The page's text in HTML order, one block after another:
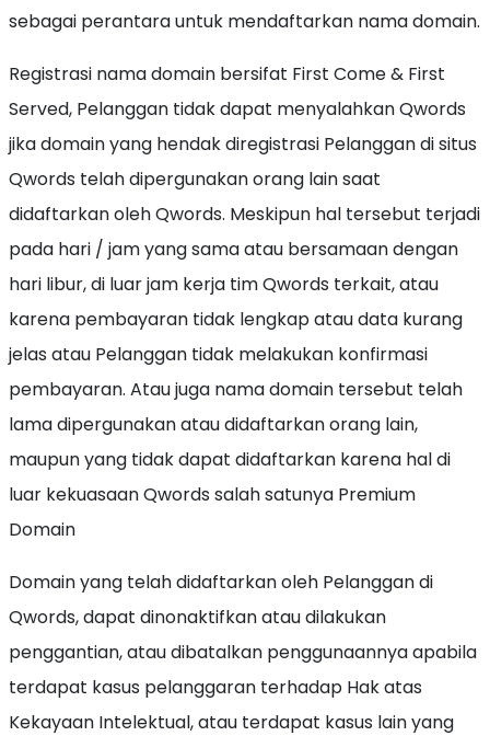
sebagai perantara untuk mendaftarkan nama domain.
Registrasi nama domain bersifat First Come & First
Served, Pelanggan tidak dapat menyalahkan Qwords
jika domain yang hendak diregistrasi Pelanggan di situs
Qwords telah dipergunakan orang lain saat
didaftarkan oleh Qwords. Meskipun hal tersebut terjadi
pada hari / jam yang sama atau bersamaan dengan
hari libur, di luar jam kerja tim Qwords terkait, atau
karena pembayaran tidak lengkap atau data kurang
jelas atau Pelanggan tidak melakukan konfirmasi
pembayaran. Atau juga nama domain tersebut telah
lama dipergunakan atau didaftarkan orang lain,
maupun yang tidak dapat didaftarkan karena hal di
luar kekuasaan Qwords salah satunya Premium
Domain
Domain yang telah didaftarkan oleh Pelanggan di
Qwords, dapat dinonaktifkan atau dilakukan
penggantian, atau dibatalkan penggunaannya apabila
terdapat kasus pelanggaran terhadap Hak atas
Kekayaan Intelektual, atau terdapat kasus lain yang